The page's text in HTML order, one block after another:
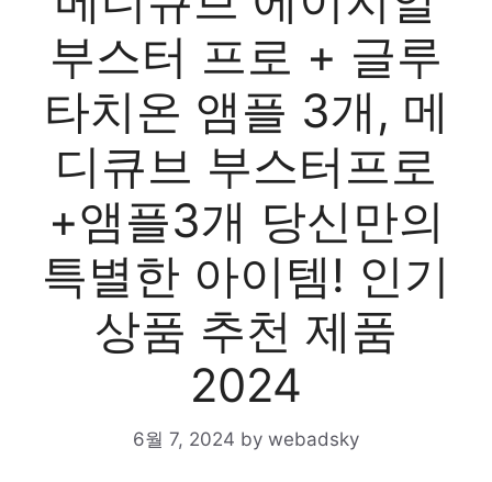
부스터 프로 + 글루
타치온 앰플 3개, 메
디큐브 부스터프로
+앰플3개 당신만의
특별한 아이템! 인기
상품 추천 제품
2024
6월 7, 2024 by webadsky